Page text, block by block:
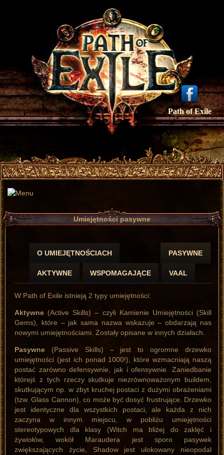
Path of Exile
Umiejętności pasywne
O UMIEJĘTNOŚCIACH PASYWNE
AKTYWNE WSPOMAGAJĄCE VAAL
W Path of Exile istnieją 2 typy umiejętności:
Aktywne (Active Skills) – czyli Kamienie Umiejętności (Skill
Gems), które – jak sama nazwa wskazuje – obdarzają nas
nowymi umiejętnościami. Zostały opisane w innych działach.
Pasywne (Passive Skills) – jest to ogromne drzewko
umiejętności (jest ich ponad 1000!), które wzmacniają naszą
postać zarówno defensywnie, jak i ofensywnie. Zaniedbanie
którejś z tych rzeczy skutkuje niezrównoważonym buildem,
skutkującym np. w zbyt kruchej postaci z dużymi obrażeniami
(tzw. Glass Cannon), co może być dosyć frustrujące. Drzewko
jest identyczne dla wszystkich postaci, ale każda z nich
zaczyna w innym miejscu, w pobliżu umiejętności
stereotypowych dla klasy (Witch ma bliżej do zaklęć i
żywiołów, wokół Maraudera jest sporo pasywek
zwiększających życie, Shadow jest ulokowany nieopodal